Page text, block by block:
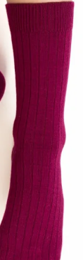
Antypoślizgowe
spania
Jednokolorowe
Wzorowane
Ciepłe
XL